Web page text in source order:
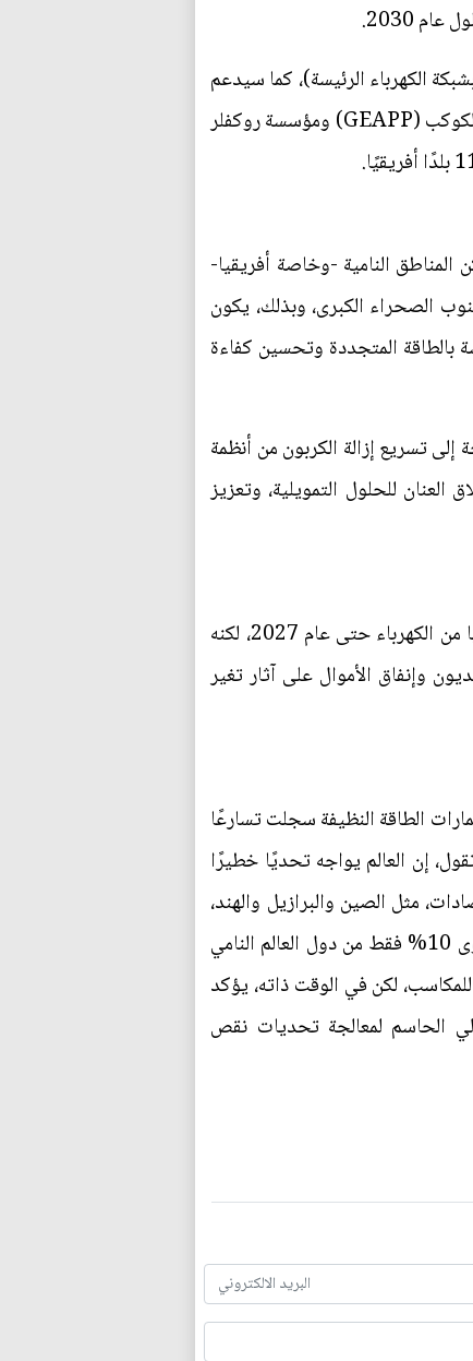
المتصلة بشبكة الكهرباء الرئيسة)، كما سيدعم
بنك التنمية الأفريقي ربط 50 مليونًا آخرين، وعلاوة على ذلك، تعهَّد التحالف الدولي للطاقة من أجل الناس والكوكب (GEAPP) ومؤسسة روكفلر
النامية -وخاصة أفريقيا-
أفريقيا جنوب الصحراء الكبرى، وبذلك، يكون
بالطاقة المتجددة وتحسين كفاءة
إلى تسريع إزالة الكربون من أنظمة
للحلول التمويلية، وتعزيز
بدوره، أشار ممثل إثيوبيا الدائم لدى الأمم المتحدة، تسفاي يلما، إلى خطة إنهاء حرمان مليون مواطن سنويًا من الكهرباء حتى عام 2027، لكنه
وإنفاق الأموال على آثار تغير
الطاقة النظيفة سجلت تسارعًا
تقول، إن العالم يواجه تحديًا خطيرًا
مثل الصين والبرازيل والهند،
وبحسب مدير التخطيط لانتقال الطاقة وتحول قطاع الكهرباء في وكالة آيرينا أسامي ميكيتا، لا يحصل سوى 10% فقط من دول العالم النامي
لكن في الوقت ذاته، يؤكد
الحاسم لمعالجة تحديات نقص